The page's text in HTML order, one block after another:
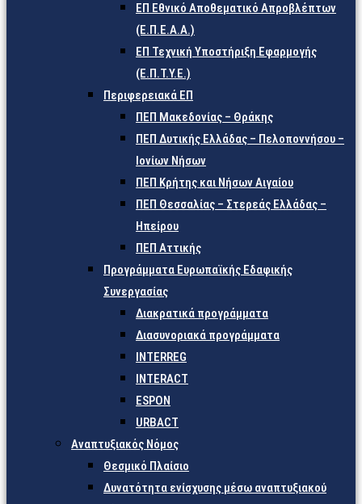
ΕΠ Εθνικό Αποθεματικό Απροβλέπτων
(Ε.Π.Ε.Α.Α.)
ΕΠ Τεχνική Υποστήριξη Εφαρμογής
(Ε.Π.Τ.Υ.Ε.)
Περιφερειακά ΕΠ
ΠΕΠ Μακεδονίας – Θράκης
ΠΕΠ Δυτικής Ελλάδας – Πελοποννήσου –
Ιονίων Νήσων
ΠΕΠ Κρήτης και Νήσων Αιγαίου
ΠΕΠ Θεσσαλίας – Στερεάς Ελλάδας –
Ηπείρου
ΠΕΠ Αττικής
Προγράμματα Ευρωπαϊκής Εδαφικής
Συνεργασίας
Διακρατικά προγράμματα
Διασυνοριακά προγράμματα
INTERREG
INTERACT
ESPON
URBACT
Αναπτυξιακός Νόμος
Θεσμικό Πλαίσιο
Δυνατότητα ενίσχυσης μέσω αναπτυξιακού